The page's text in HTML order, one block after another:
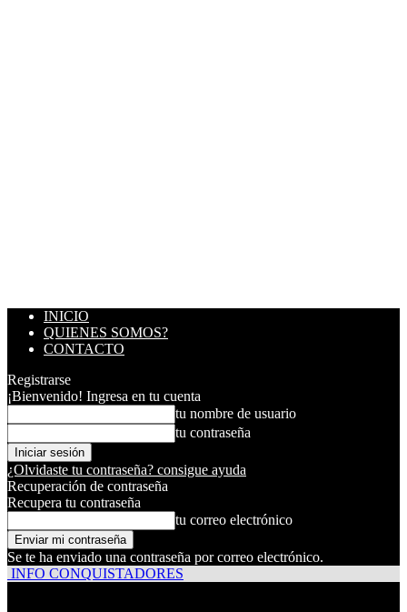
INICIO
QUIENES SOMOS?
CONTACTO
Registrarse
¡Bienvenido! Ingresa en tu cuenta
tu nombre de usuario
tu contraseña
¿Olvidaste tu contraseña? consigue ayuda
Recuperación de contraseña
Recupera tu contraseña
tu correo electrónico
Se te ha enviado una contraseña por correo electrónico.
INFO CONQUISTADORES